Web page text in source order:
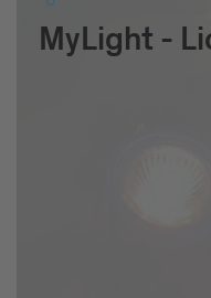
MyLight -